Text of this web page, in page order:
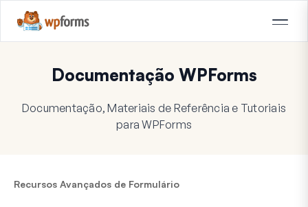
Documentação WPForms
Documentação, Materiais de Referência e Tutoriais
para WPForms
Recursos Avançados de Formulário